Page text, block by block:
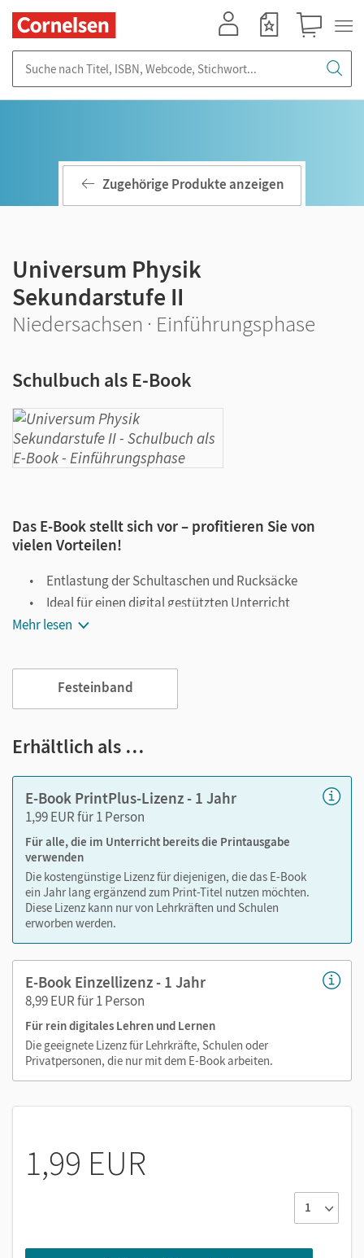
Zugehörige Produkte anzeigen
Universum Physik
Sekundarstufe II
Niedersachsen · Einführungsphase
Schulbuch als E-Book
Das E-Book stellt sich vor – profitieren Sie von
vielen Vorteilen!
Entlastung der Schultaschen und Rucksäcke
Ideal für einen digital gestützten Unterricht
Notiz- und Markierungsmöglichkeit
Viele digitale Funktionen unterstützen das Lehren und
Lernen:
Notizen erstellen
Lesezeichen hinzufügen
Zoomen
Mehr lesen
Festeinband
Erhältlich als …
E-Book PrintPlus-Lizenz - 1 Jahr
1,99 EUR für 1 Person
Für alle, die im Unterricht bereits die Printausgabe
verwenden
Die kostengünstige Lizenz für diejenigen, die das E-Book
ein Jahr lang ergänzend zum Print-Titel nutzen möchten.
Diese Lizenz kann nur von Lehrkräften und Schulen
erworben werden.
E-Book Einzellizenz - 1 Jahr
8,99 EUR für 1 Person
Für rein digitales Lehren und Lernen
Die geeignete Lizenz für Lehrkräfte, Schulen oder
Privatpersonen, die nur mit dem E-Book arbeiten.
1,99 EUR